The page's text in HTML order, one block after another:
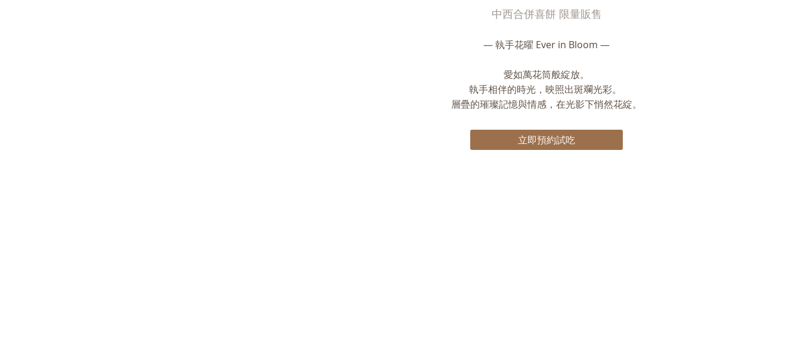
中西合併喜餅 限量販售
— 執手花曜 Ever in Bloom —
愛如萬花筒般綻放。
執手相伴的時光，映照出斑斕光彩。
層疊的璀璨記憶與情感，在光影下悄然花綻。
立即預約試吃